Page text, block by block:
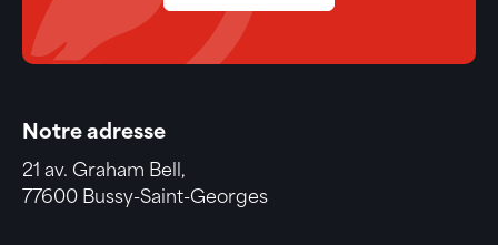
Notre adresse
21 av. Graham Bell,
77600 Bussy-Saint-Georges